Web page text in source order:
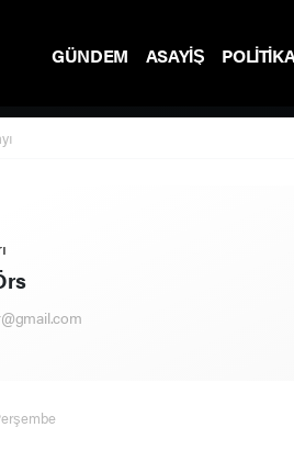
GÜNDEM ASAYİŞ